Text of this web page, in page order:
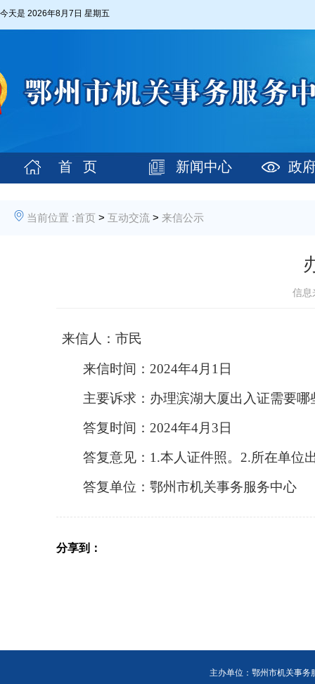
今天是 2026年8月7日 星期五
首 页 新闻中心 政
当前位置 :首页 > 互动交流 > 来信公示
信息
来信人：市民
来信时间：2024年4月1日
主要诉求：办理滨湖大厦出入证需要哪
答复时间：2024年4月3日
答复意见： 1.本人证件照。2.所在单位
答复单位：鄂州市机关事务服务中心
分享到：
主办单位：鄂州市机关事